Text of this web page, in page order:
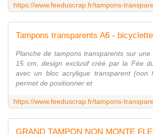
Tampons transparents A6 - bicyclette
Planche de tampons transparents sur
15 cm, design exclusif créé par la Fée
avec un bloc acrylique transparent (non
permet de positionner et